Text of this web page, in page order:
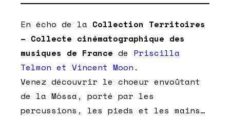
En écho de la Collection Territoires
– Collecte cinématographique des
musiques de France de Priscilla
Telmon et Vincent Moon .
Venez découvrir le choeur envoûtant
de la Mòssa , porté par les
percussions, les pieds et les mains…